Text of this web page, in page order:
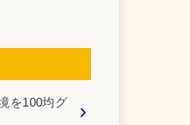
を100均グ